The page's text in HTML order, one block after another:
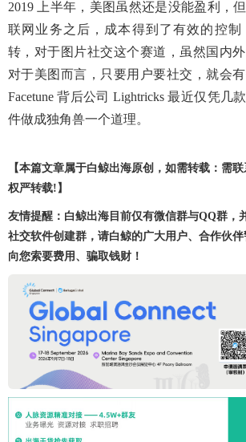
2019 上半年，美图虽然还是没能盈利，
联网业务之后，成本得到了有效的控制
转，对于图片社交这个赛道，虽然国内
对于美图而言，只要用户要社交，就会
Facetune 背后公司 Lightricks 最近仅凭几
件做成独角兽一个道理。
【本篇文章属于白鲸出海原创，如需转载：需
权严转载!】
友情提醒：白鲸出海目前仅有微信群与QQ群，
社交软件创建群，请白鲸的广大用户、合作伙伴
向您索要费用、骗取钱财！